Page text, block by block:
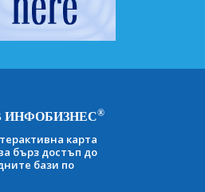
ИНФОБИЗНЕС®
карта
бърз достъп до
бази по